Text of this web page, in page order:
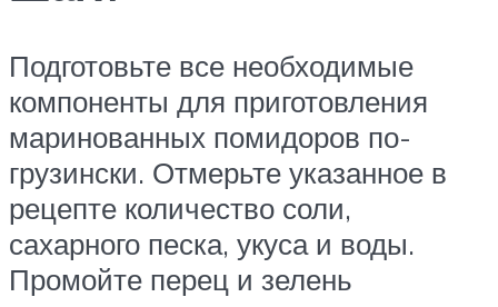
Подготовьте все необходимые
компоненты для приготовления
маринованных помидоров по-
грузински. Отмерьте указанное в
рецепте количество соли,
сахарного песка, укуса и воды.
Промойте перец и зелень